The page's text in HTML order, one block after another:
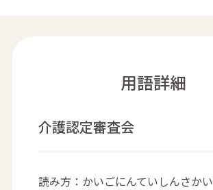
用語詳細
介護認定審査会
読み方：かいごにんていしんさかい